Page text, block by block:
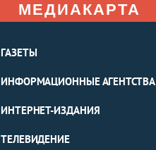
МЕДИАКАРТА
ГАЗЕТЫ
ИНФОРМАЦИОННЫЕ АГЕНТСТВА
ИНТЕРНЕТ-ИЗДАНИЯ
ТЕЛЕВИДЕНИЕ